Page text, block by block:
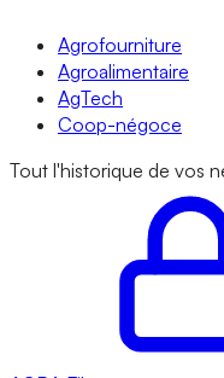
Agrofourniture
Agroalimentaire
AgTech
Coop-négoce
Tout l'historique de vos